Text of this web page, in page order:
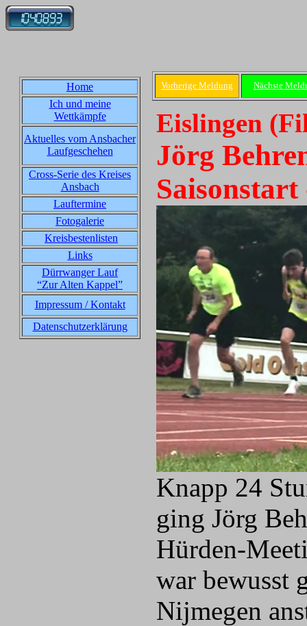
Home
Ich und meine
Wettkämpfe
Aktuelles vom Ansbacher
Laufgeschehen
Cross-Serie des Kreises
Ansbach
Lauftermine
Fotogalerie
Kreisbestenlisten
Links
Dürrwanger Lauf
“Zur Alten Kappel”
Impressum / Kontakt
Datenschutzerklärung
Vorherige Meldung Nächste
Eislingen
Jörg
Saisonstart
Knapp 24
ging Jörg
Hürden-
war bewusst
Nijmegen